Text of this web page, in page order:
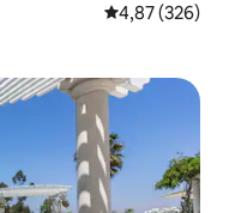
4,87 (326)